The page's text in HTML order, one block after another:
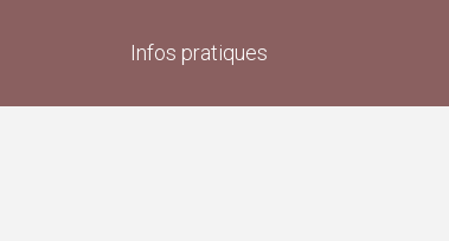
Infos pratiques